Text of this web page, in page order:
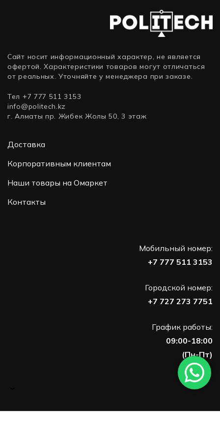
Graphics)
Pro)
Pro)
SSD,
Windows
256
Гб)
Сайт носит информационный характер, не является
офертой. Характеристики товаров могут отличаться
от реальных. Уточняйте у менеджера при заказе.
Тел +7 777 511 3153
info@politech.kz
г. Алматы пр. Жибек Жолы 50, 3 этаж
Доставка
Корпоративным клиентам
Наши товары на Омаркет
Контакты
Мобильный номер:
+7 777 511 3153
Городской номер:
+7 727 273 7751
График работы:
09:00-18:00
(Пн-Пт)